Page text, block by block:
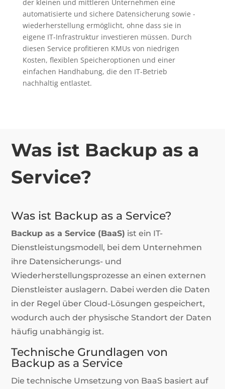
der kleinen und mittleren Unternehmen eine
automatisierte und sichere Datensicherung sowie -
wiederherstellung ermöglicht, ohne dass sie in
eigene IT-Infrastruktur investieren müssen. Durch
diesen Service profitieren KMUs von niedrigen
Kosten, flexiblen Speicheroptionen und einer
einfachen Handhabung, die den IT-Betrieb
nachhaltig entlastet.
Was ist Backup as a
Service?
Was ist Backup as a Service?
Backup as a Service (BaaS) ist ein IT-
Dienstleistungsmodell, bei dem Unternehmen
ihre Datensicherungs- und
Wiederherstellungsprozesse an einen externen
Dienstleister auslagern. Dabei werden die Daten
in der Regel über Cloud-Lösungen gespeichert,
wodurch auch der physische Standort der Daten
häufig unabhängig ist.
Technische Grundlagen von
Backup as a Service
Die technische Umsetzung von BaaS basiert auf